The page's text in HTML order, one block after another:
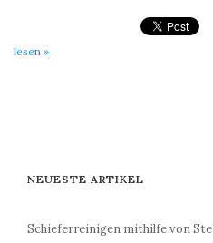
lesen »
NEUESTE ARTIKEL
Schieferreinigen mithilfe von